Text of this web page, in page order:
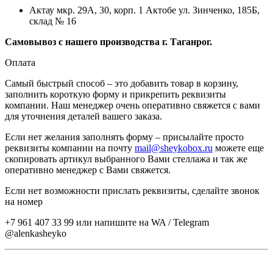
Актау мкр. 29А, 30, корп. 1 Актобе ул. Зинченко, 185Б,
склад № 16
Самовывоз с нашего производства г. Таганрог.
Оплата
Самый быстрый способ – это добавить товар в корзину,
заполнить короткую форму и прикрепить реквизиты
компании. Наш менеджер очень оперативно свяжется с вами
для уточнения деталей вашего заказа.
Если нет желания заполнять форму – присылайте просто
реквизиты компании на почту mail@sheykobox.ru можете еще
скопировать артикул выбранного Вами стеллажа и так же
оперативно менеджер с Вами свяжется.
Если нет возможности прислать реквизиты, сделайте звонок
на номер
+7 961 407 33 99 или напишите на WA / Telegram
@alenkasheyko